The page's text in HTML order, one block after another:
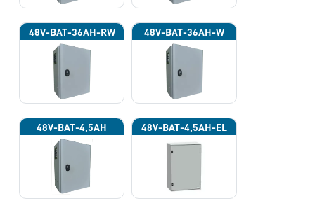
48V-BAT-36AH-RW 48V-BAT-36AH-W
48V-BAT-4,5AH 48V-BAT-4,5AH-EL